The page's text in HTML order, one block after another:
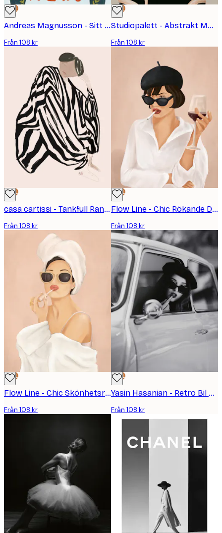
DEAL
Andreas Magnusson - Sitt Som En Dam Poster
Från 108 kr
DEAL
Studiopalett - Abstrakt Modeporträtt Poster
Från 108 kr
DEAL
casa cartissi - Tankfull Randig Figur Poster
Från 108 kr
DEAL
Flow Line - Chic Rökande Dam Poster
Från 108 kr
DEAL
Flow Line - Chic Skönhetsrutin Poster
Från 108 kr
DEAL
Yasin Hasanian - Retro Bil Glamour Poster
Från 108 kr